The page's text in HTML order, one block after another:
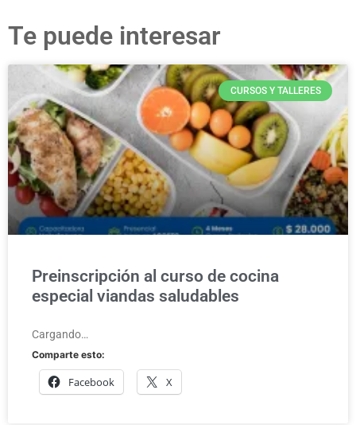
Te puede interesar
CURSOS Y TALLERES
Preinscripción al curso de cocina
especial viandas saludables
Cargando…
Comparte esto:
Facebook X